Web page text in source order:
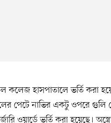
হাসপাতালে ভর্তি করা
পেটে নাভির একটু ওপরে গুলি
ওয়ার্ডে ভর্তি করা হয়েছে।